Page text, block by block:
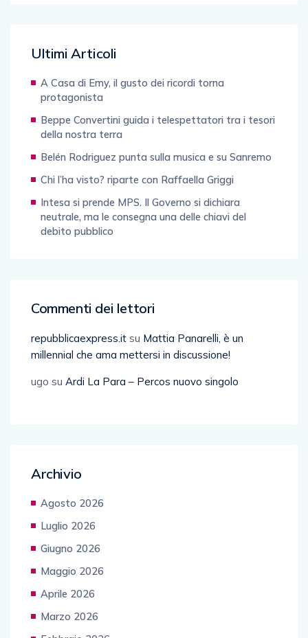
Ultimi Articoli
A Casa di Emy, il gusto dei ricordi torna
protagonista
Beppe Convertini guida i telespettatori tra i tesori
della nostra terra
Belén Rodriguez punta sulla musica e su Sanremo
Chi l’ha visto? riparte con Raffaella Griggi
Intesa si prende MPS. Il Governo si dichiara
neutrale, ma le consegna una delle chiavi del
debito pubblico
Commenti dei lettori
repubblicaexpress.it su Mattia Panarelli, è un
millennial che ama mettersi in discussione!
ugo su Ardi La Para – Percos nuovo singolo
Archivio
Agosto 2026
Luglio 2026
Giugno 2026
Maggio 2026
Aprile 2026
Marzo 2026